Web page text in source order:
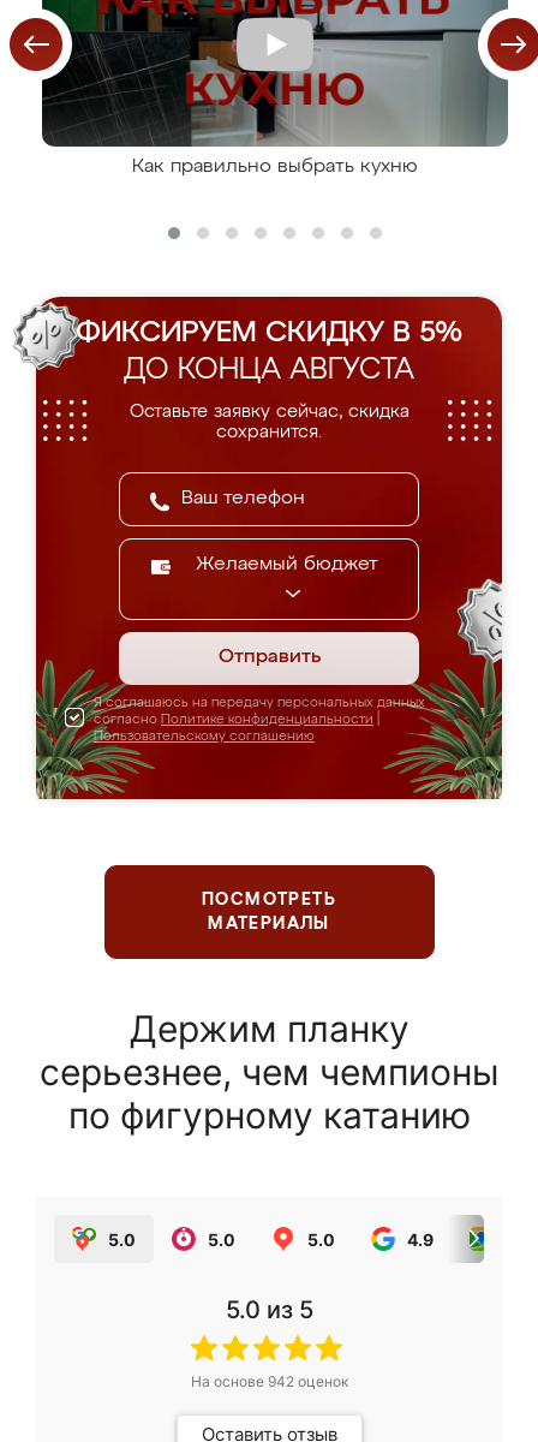
Как правильно выбрать кухню
ФИКСИРУЕМ СКИДКУ В 5%
ДО КОНЦА АВГУСТА
Оставьте заявку сейчас, скидка
сохранится.
Желаемый бюджет
Отправить
Я соглашаюсь на передачу персональных данных
согласно Политике конфиденциальности
Пользовательскому соглашению
ПОСМОТРЕТЬ
МАТЕРИАЛЫ
Держим планку
серьезнее, чем чемпионы
по фигурному катанию
5.0 5.0 5.0 4.9
5.0 из 5
На основе 942оценок
Оставить отзыв